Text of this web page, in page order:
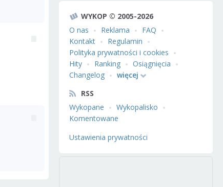
WYKOP © 2005-2026
O nas
Reklama
FAQ
Kontakt
Regulamin
Polityka prywatności i cookies
Hity
Ranking
Osiągnięcia
Changelog
więcej
RSS
Wykopane
Wykopalisko
Komentowane
Ustawienia prywatności